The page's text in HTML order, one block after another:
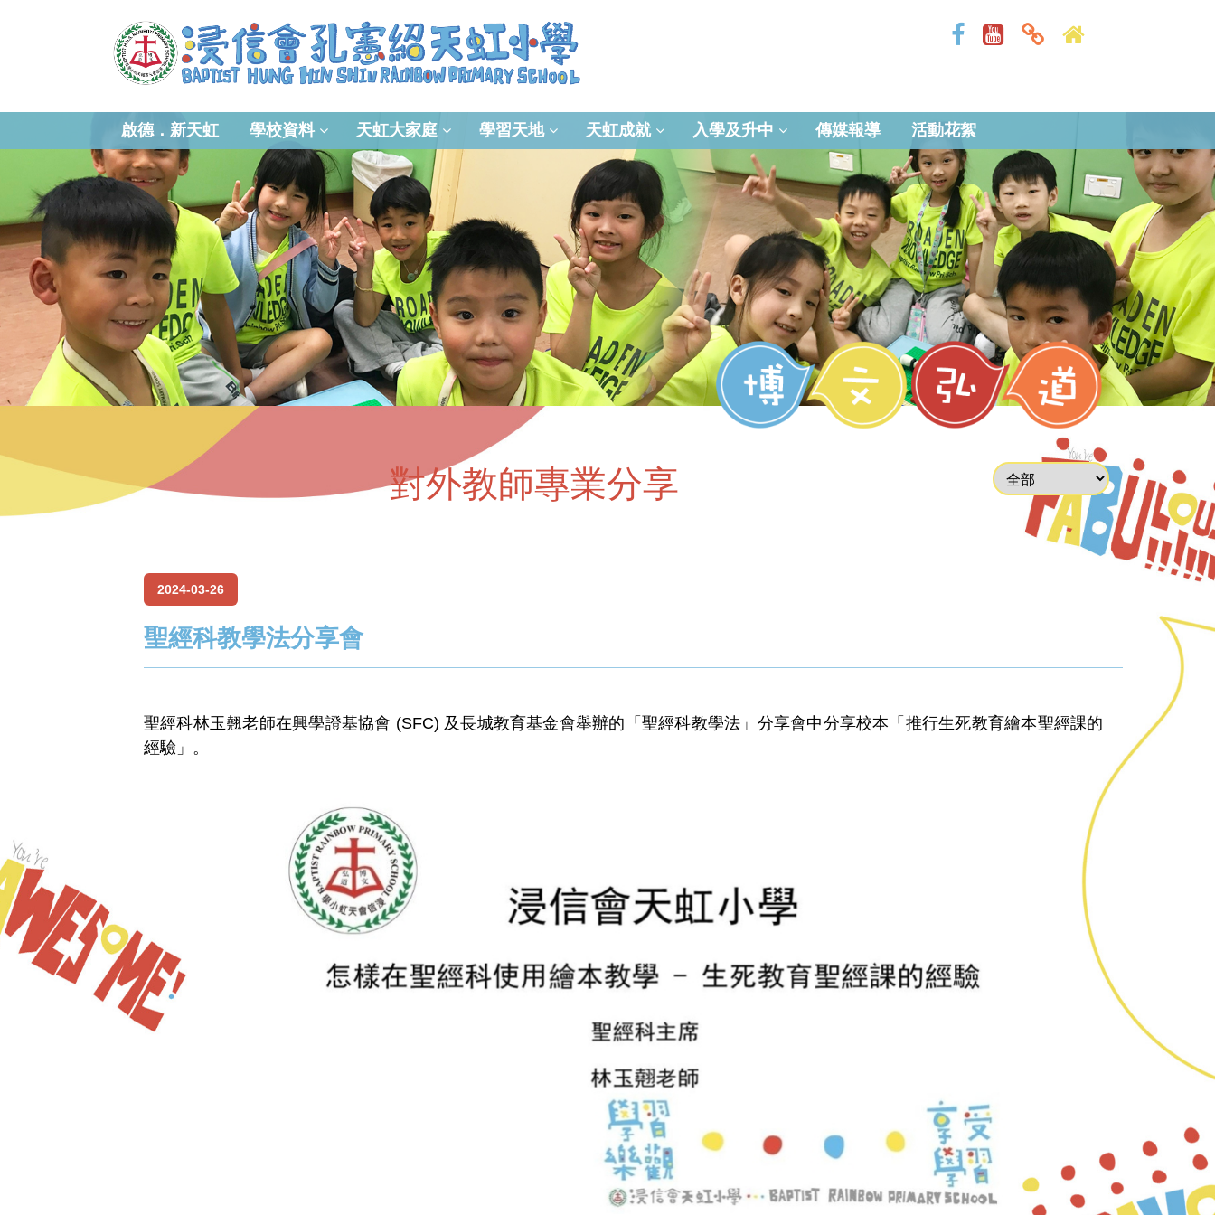
啟德．新天虹 學校資料 天虹大家庭 學習天地 天虹成就 入學及升中 傳媒報導 活動花絮
對外教師專業分享
2024-03-26
聖經科教學法分享會
聖經科林玉翹老師在興學證基協會 (SFC) 及長城教育基金會舉辦的「聖經科教學法」分享會中分享校本「推行生死教育繪本聖經課的
經驗」。